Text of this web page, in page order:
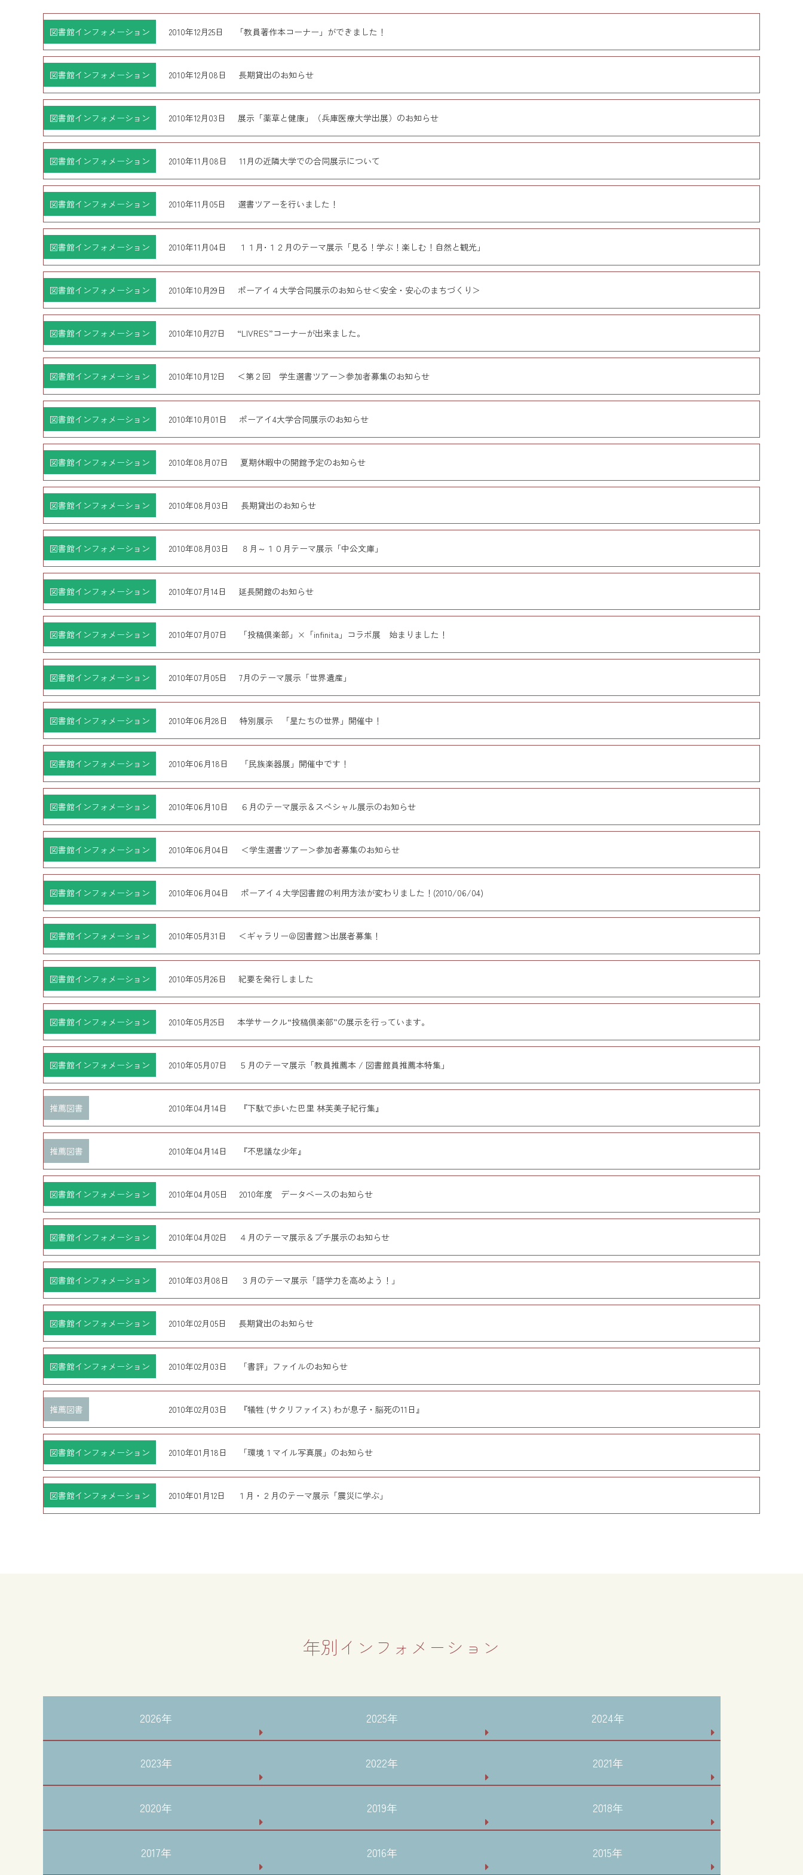
図書館インフォメーション 2010年12月25日 「教員著作本コーナー」ができました！
図書館インフォメーション 2010年12月08日 長期貸出のお知らせ
図書館インフォメーション 2010年12月03日 展示「薬草と健康」（兵庫医療大学出展）のお知らせ
図書館インフォメーション 2010年11月08日 11月の近隣大学での合同展示について
図書館インフォメーション 2010年11月05日 選書ツアーを行いました！
図書館インフォメーション 2010年11月04日 １１月･１２月のテーマ展示「見る！学ぶ！楽しむ！自然と観光」
図書館インフォメーション 2010年10月29日 ポーアイ４大学合同展示のお知らせ＜安全・安心のまちづくり＞
図書館インフォメーション 2010年10月27日 “LIVRES”コーナーが出来ました。
図書館インフォメーション 2010年10月12日 ＜第２回 学生選書ツアー＞参加者募集のお知らせ
図書館インフォメーション 2010年10月01日 ポーアイ4大学合同展示のお知らせ
図書館インフォメーション 2010年08月07日 夏期休暇中の開館予定のお知らせ
図書館インフォメーション 2010年08月03日 長期貸出のお知らせ
図書館インフォメーション 2010年08月03日 ８月～１０月テーマ展示「中公文庫」
図書館インフォメーション 2010年07月14日 延長開館のお知らせ
図書館インフォメーション 2010年07月07日 「投稿倶楽部」×「infinita」コラボ展 始まりました！
図書館インフォメーション 2010年07月05日 7月のテーマ展示「世界遺産」
図書館インフォメーション 2010年06月28日 特別展示 「星たちの世界」開催中！
図書館インフォメーション 2010年06月18日 「民族楽器展」開催中です！
図書館インフォメーション 2010年06月10日 ６月のテーマ展示＆スペシャル展示のお知らせ
図書館インフォメーション 2010年06月04日 ＜学生選書ツアー＞参加者募集のお知らせ
図書館インフォメーション 2010年06月04日 ポーアイ４大学図書館の利用方法が変わりました！(2010/06/04)
図書館インフォメーション 2010年05月31日 ＜ギャラリー＠図書館＞出展者募集！
図書館インフォメーション 2010年05月26日 紀要を発行しました
図書館インフォメーション 2010年05月25日 本学サークル“投稿倶楽部”の展示を行っています。
図書館インフォメーション 2010年05月07日 ５月のテーマ展示「教員推薦本 / 図書館員推薦本特集」
推薦図書 2010年04月14日 『下駄で歩いた巴里 林芙美子紀行集』
推薦図書 2010年04月14日 『不思議な少年』
図書館インフォメーション 2010年04月05日 2010年度 データベースのお知らせ
図書館インフォメーション 2010年04月02日 ４月のテーマ展示＆プチ展示のお知らせ
図書館インフォメーション 2010年03月08日 ３月のテーマ展示「語学力を高めよう！」
図書館インフォメーション 2010年02月05日 長期貸出のお知らせ
図書館インフォメーション 2010年02月03日 「書評」ファイルのお知らせ
推薦図書 2010年02月03日 『犠牲 (サクリファイス) わが息子・脳死の11日』
図書館インフォメーション 2010年01月18日 「環境１マイル写真展」のお知らせ
図書館インフォメーション 2010年01月12日 １月・２月のテーマ展示「震災に学ぶ」
年別インフォメーション
2026年 2025年 2024年
2023年 2022年 2021年
2020年 2019年 2018年
2017年 2016年 2015年